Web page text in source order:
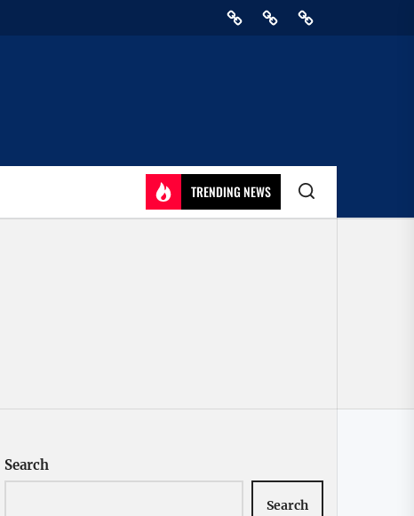
HomePrivacyAthirady
TRENDING NEWS
Search
Search